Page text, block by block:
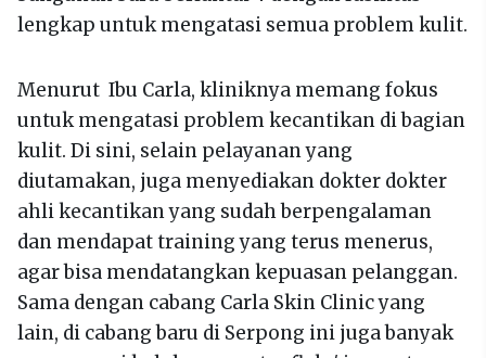
lengkap untuk mengatasi semua problem kulit.
Menurut Ibu Carla, kliniknya memang fokus
untuk mengatasi problem kecantikan di bagian
kulit. Di sini, selain pelayanan yang
diutamakan, juga menyediakan dokter dokter
ahli kecantikan yang sudah berpengalaman
dan mendapat training yang terus menerus,
agar bisa mendatangkan kepuasan pelanggan.
Sama dengan cabang Carla Skin Clinic yang
lain, di cabang baru di Serpong ini juga banyak